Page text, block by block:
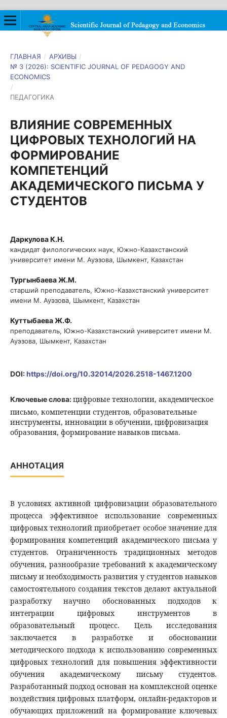
ГЛАВНАЯ / АРХИВЫ /
№ 3 (2026): SCIENTIFIC JOURNAL OF PEDAGOGY AND
ECONOMICS
/
ПЕДАГОГИКА
ВЛИЯНИЕ СОВРЕМЕННЫХ
ЦИФРОВЫХ ТЕХНОЛОГИЙ НА
ФОРМИРОВАНИЕ
КОМПЕТЕНЦИЙ
АКАДЕМИЧЕСКОГО ПИСЬМА У
СТУДЕНТОВ
Даркулова К.Н.
кандидат филологических наук, Южно-Казахстанский
университет имени М. Ауэзова, Шымкент, Казахстан
Тургынбаева Ж.М.
старший преподаватель, Южно-Казахстанский университет
имени М. Ауэзова, Шымкент, Казахстан
Куттыбаева Ж.Ф.
преподаватель, Южно-Казахстанский университет имени М.
Ауэзова, Шымкент, Казахстан
DOI:https://doi.org/10.32014/2026.2518-1467.1200
Ключевые слова:цифровые технологии, академическое
письмо, компетенции студентов, образовательные
инструменты, инновации в обучении, цифровизация
образования, формирование навыков письма.
АННОТАЦИЯ
В условиях активной цифровизации образовательного
процесса эффективное использование современных
цифровых технологий приобретает особое значение для
формирования компетенций академического письма у
студентов. Ограниченность традиционных методов
обучения, разнообразие требований к академическому
письму и необходимость развития у студентов навыков
самостоятельного создания текстов делают актуальной
разработку научно обоснованных подходов к
интеграции цифровых инструментов в
образовательный процесс. Цель исследования
заключается в разработке и обосновании
методического подхода к использованию современных
цифровых технологий для повышения эффективности
обучения академическому письму студентов.
Разработанный подход основан на комплексной оценке
воздействия цифровых платформ, онлайн-редакторов и
обучающих приложений на формирование ключевых